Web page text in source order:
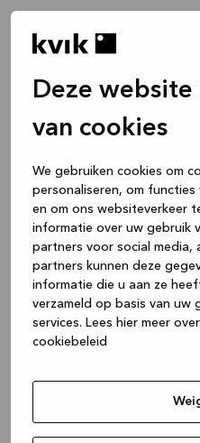
Deze
van cookies
We gebruiken cookies om
personaliseren, om
en om ons websiteverkeer
informatie over uw gebruik
partners voor social media,
partners kunnen deze
informatie die u aan ze
verzameld op basis van uw
services. Lees hier meer
cookiebeleid
(see